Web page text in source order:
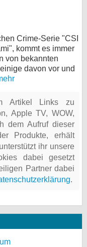
Crime-Serie "CSI
kommt es immer
von bekannten
davon vor und
Artikel Links zu
Apple TV, WOW,
dem Aufruf dieser
Produkte, erhält
ihr unsere
dabei gesetzt
Partner dabei
.